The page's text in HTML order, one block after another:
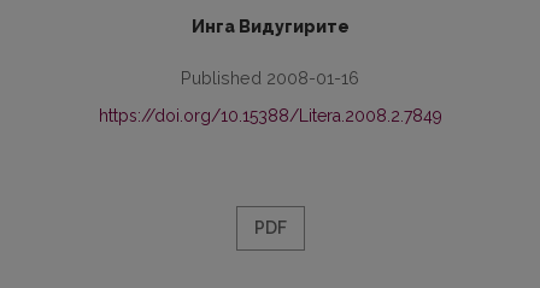
Инга Видугирите
Published 2008-01-16
https://doi.org/10.15388/Litera.2008.2.7849
PDF